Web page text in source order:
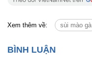
Xem thêm về: sùi mào gà